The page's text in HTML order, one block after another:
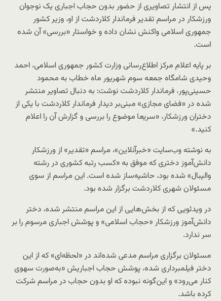
پس از انتشار تصاویری از حضور بدون حجاب اجباری یک نوجوان
ورزشکار در مراسم تقدیر فرماندار کلاردشت از او، وزیر کشور
جمهوری اسلامی واکنش نشان داده و خواستار «بررسی» آن شده
است.
بر پایه اعلام مرکز اطلاع‌رسانی وزارت کشور جمهوری اسلامی، احمد
وحیدی شامگاه جمعه سوم شهریور ماه خطاب به محمود
حسینی‌پور، فرماندار کلاردشت نوشت: به دنبال تصاویر منتشر
شده در «فضای مجازی» مبنی‌بر دیدار فرماندار کلاردشت با یکی از
دختران ورزشکار، «سریعا موضوع را بررسی و گزارش آن را اعلام
کنید.»
به نوشته وب‌سایت «خبرآنلاین»، مراسم «تقدیر» از ورزشکار
دانش‌آموز دختری که موفق به «کسب رتبه کشوری در رشته
والیبال» شده بود، حاشیه‌ساز شده است. این مراسم از سوی
مسئولان شهری کلاردشت برگزار شده بود.
در ویدئویی که از بخش‌هایی از این مراسم منتشر شده، دختر
دانش‌آموز ورزشکار «حجاب اسلامی» و پوشش اجباری مرسوم را بر
سر ندارد.
مسئولان برگزاری مراسم مدعی شده‌اند در «لحظه‌ای» که از این
دختر فیلمبرداری شده، پوشش حجاب اجباریش «به‌صورت سهوی
کنار می‌رود» و این‌گونه نبوده که او بدون حجاب در مراسم شرکت
کرده باشد.